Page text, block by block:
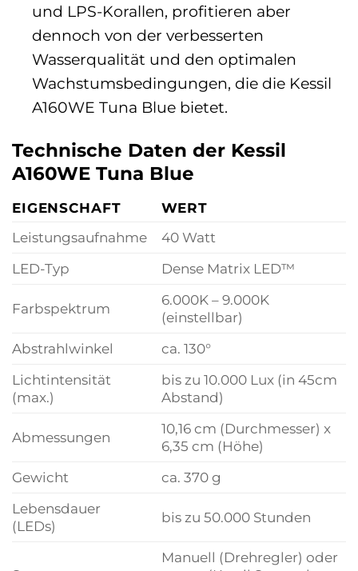
und LPS-Korallen, profitieren aber
dennoch von der verbesserten
Wasserqualität und den optimalen
Wachstumsbedingungen, die die Kessil
A160WE Tuna Blue bietet.
Technische Daten der Kessil
A160WE Tuna Blue
EIGENSCHAFT
WERT
Leistungsaufnahme
40 Watt
LED-Typ
Dense Matrix LED™
Farbspektrum
6.000K – 9.000K
(einstellbar)
Abstrahlwinkel
ca. 130°
Lichtintensität
(max.)
bis zu 10.000 Lux (in 45cm
Abstand)
Abmessungen
10,16 cm (Durchmesser) x
6,35 cm (Höhe)
Gewicht
ca. 370 g
Lebensdauer
(LEDs)
bis zu 50.000 Stunden
Manuell (Drehregler) oder